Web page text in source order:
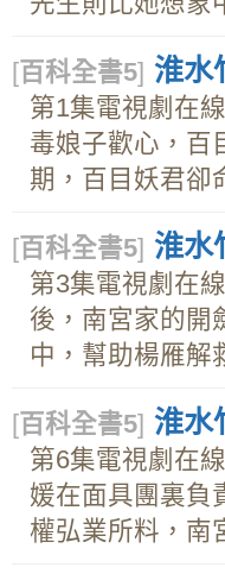
[百科全書5] 淮水
第1集電視劇在
毒娘子歡心，百
期，百目妖君卻
[百科全書5] 淮水
第3集電視劇在
後，南宮家的開
中，幫助楊雁解
[百科全書5] 淮水
第6集電視劇在
媛在面具團裏負
權弘業所料，南